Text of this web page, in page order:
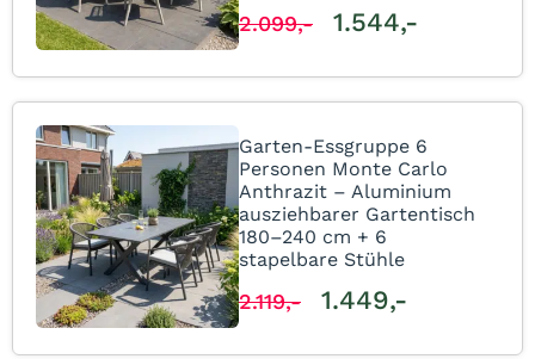
2.099,- 1.544,-
Garten-Essgruppe 6
Personen Monte Carlo
Anthrazit – Aluminium
ausziehbarer Gartentisch
180–240 cm + 6
stapelbare Stühle
2.119,- 1.449,-